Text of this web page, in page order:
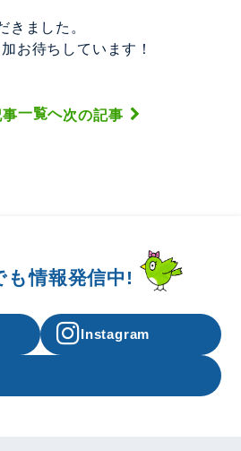
きました。
お待ちしています！
一覧へ次の記事
も情報発信中!
Instagram